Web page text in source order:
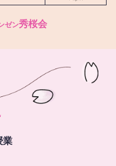
ゼン秀桜会
業